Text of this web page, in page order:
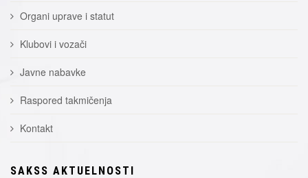
Organi uprave i statut
Klubovi i vozači
Javne nabavke
Raspored takmičenja
Kontakt
SAKSS AKTUELNOSTI